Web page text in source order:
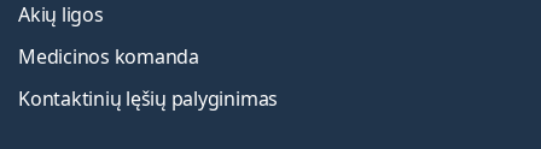
Akių ligos
Medicinos komanda
Kontaktinių lęšių palyginimas